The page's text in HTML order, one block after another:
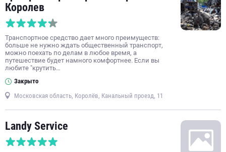
Королев
Транспортное средство дает много преимуществ:
больше не нужно ждать общественный транспорт,
можно поехать по делам в любое время, а
путешествие будет намного комфортнее. Если вы
любите "крутить…
Закрыто
Московская область, Королёв, Канальный проезд, 11
Landy Service